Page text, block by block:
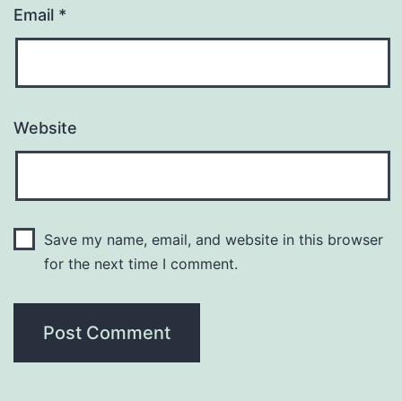
Email *
Website
Save my name, email, and website in this browser
for the next time I comment.